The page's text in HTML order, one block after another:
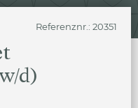
d)
Referenznr.: 20351